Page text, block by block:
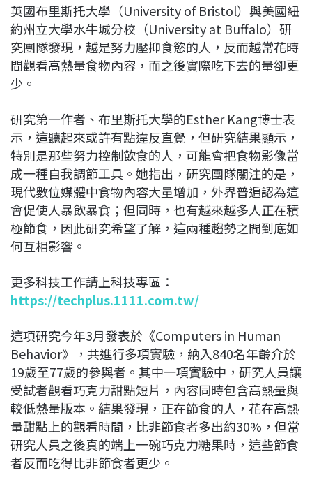
英國布里斯托大學（University of Bristol）與美國紐
約州立大學水牛城分校（University at Buffalo）研
究團隊發現，越是努力壓抑食慾的人，反而越常花時
間觀看高熱量食物內容，而之後實際吃下去的量卻更
少。
研究第一作者、布里斯托大學的Esther Kang博士表
示，這聽起來或許有點違反直覺，但研究結果顯示，
特別是那些努力控制飲食的人，可能會把食物影像當
成一種自我調節工具。她指出，研究團隊關注的是，
現代數位媒體中食物內容大量增加，外界普遍認為這
會促使人暴飲暴食；但同時，也有越來越多人正在積
極節食，因此研究希望了解，這兩種趨勢之間到底如
何互相影響。
更多科技工作請上科技專區：
https://techplus.1111.com.tw/
這項研究今年3月發表於《Computers in Human
Behavior》，共進行多項實驗，納入840名年齡介於
19歲至77歲的參與者。其中一項實驗中，研究人員讓
受試者觀看巧克力甜點短片，內容同時包含高熱量與
較低熱量版本。結果發現，正在節食的人，花在高熱
量甜點上的觀看時間，比非節食者多出約30%，但當
研究人員之後真的端上一碗巧克力糖果時，這些節食
者反而吃得比非節食者更少。